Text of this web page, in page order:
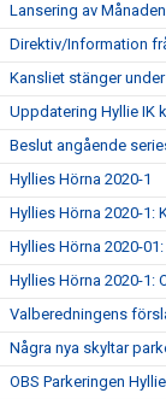
Lansering av
Direktiv/Information
Kansliet stänger
Uppdatering Hyllie IK
Beslut angående
Hyllies Hörna 2020-1
Hyllies Hörna 2020-1:
Hyllies Hörna 2020-
Hyllies Hörna 2020-1:
Valberedningens
Några nya skyltar
OBS Parkeringen